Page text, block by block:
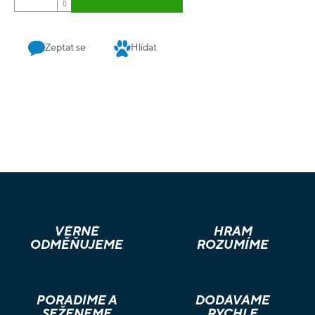
Zeptat se Hlídat
VĚRNÉ
ODMĚŇUJEME
HRÁM
ROZUMÍME
PORADÍME A
DODÁVÁME